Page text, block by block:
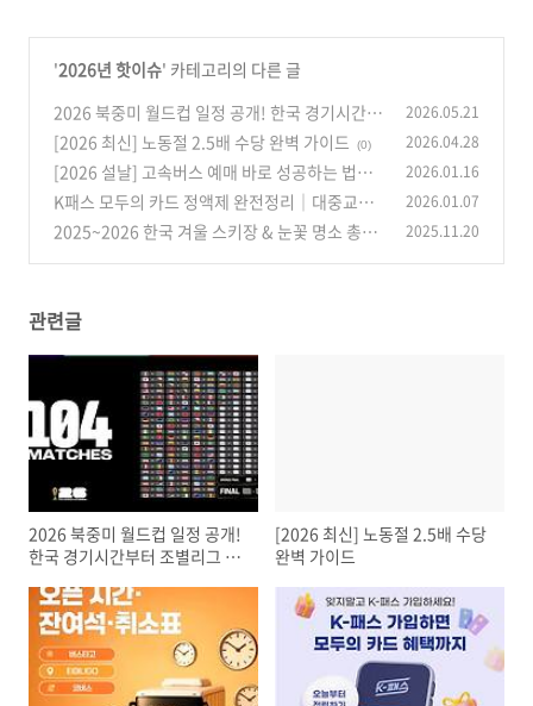
'2026년 핫이슈' 카테고리의 다른 글
2026 북중미 월드컵 일정 공개! 한국 경기시간부
터 조별리그 대진까지 총정리
(0)
2026.05.21
[2026 최신] 노동절 2.5배 수당 완벽 가이드 (0) 2026.04.28
[2026 설날] 고속버스 예매 바로 성공하는 법｜
오픈 시간·잔여석·취소표 알림까지 즉시 실행 가
이드
(0)
2026.01.16
K패스 모두의 카드 정액제 완전정리｜대중교통
무제한 요금제, 얼마 쓰면 이득일까? (2026 최
2026.01.07
2025~2026 한국 겨울 스키장 & 눈꽃 명소 총정
2025.11.20
관련글
2026 북중미 월드컵 일정 공개!
한국 경기시간부터 조별리그 대
[2026 최신] 노동절 2.5배 수당
완벽 가이드